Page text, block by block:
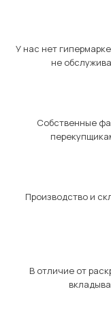
У нас нет
не
Собственные
Производство и
В отличие от